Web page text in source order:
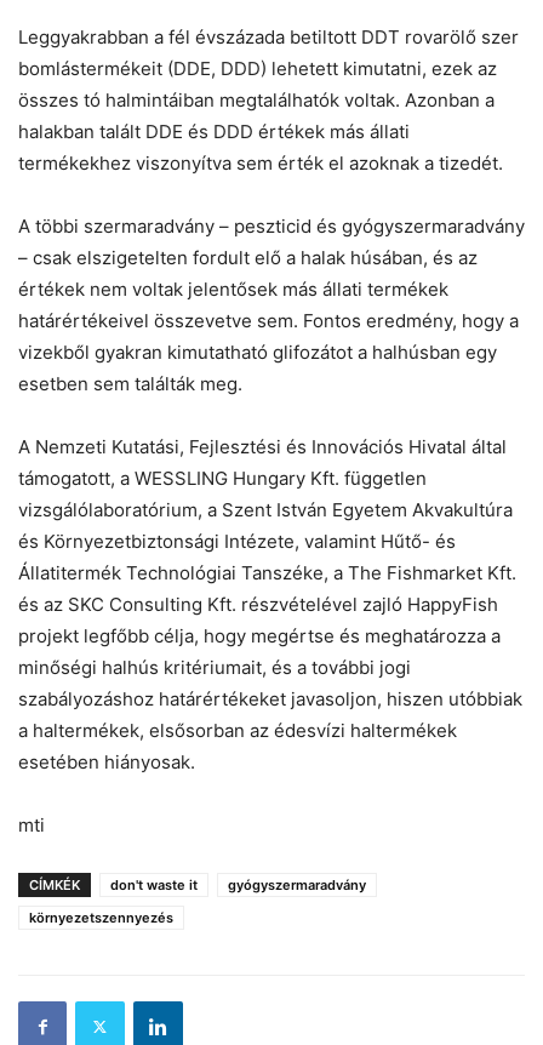
Leggyakrabban a fél évszázada betiltott DDT rovarölő szer
bomlástermékeit (DDE, DDD) lehetett kimutatni, ezek az
összes tó halmintáiban megtalálhatók voltak. Azonban a
halakban talált DDE és DDD értékek más állati
termékekhez viszonyítva sem érték el azoknak a tizedét.
A többi szermaradvány – peszticid és gyógyszermaradvány
– csak elszigetelten fordult elő a halak húsában, és az
értékek nem voltak jelentősek más állati termékek
határértékeivel összevetve sem. Fontos eredmény, hogy a
vizekből gyakran kimutatható glifozátot a halhúsban egy
esetben sem találták meg.
A Nemzeti Kutatási, Fejlesztési és Innovációs Hivatal által
támogatott, a WESSLING Hungary Kft. független
vizsgálólaboratórium, a Szent István Egyetem Akvakultúra
és Környezetbiztonsági Intézete, valamint Hűtő- és
Állatitermék Technológiai Tanszéke, a The Fishmarket Kft.
és az SKC Consulting Kft. részvételével zajló HappyFish
projekt legfőbb célja, hogy megértse és meghatározza a
minőségi halhús kritériumait, és a további jogi
szabályozáshoz határértékeket javasoljon, hiszen utóbbiak
a haltermékek, elsősorban az édesvízi haltermékek
esetében hiányosak.
mti
CÍMKÉK don't waste it
gyógyszermaradvány
környezetszennyezés